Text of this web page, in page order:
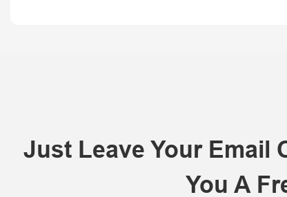
Just Leave Your Email
You A